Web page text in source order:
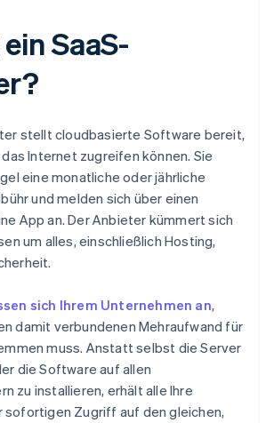
SaaS-
stellt cloudbasierte Software bereit,
Internet zugreifen können. Sie
eine monatliche oder jährliche
und melden sich über einen
App an. Der Anbieter kümmert sich
um alles, einschließlich Hosting,
sich Ihrem Unternehmen an,
damit verbundenen Mehraufwand für
muss. Anstatt selbst die Server
die Software auf allen
zu installieren, erhält alle Ihre
sofortigen Zugriff auf den gleichen,